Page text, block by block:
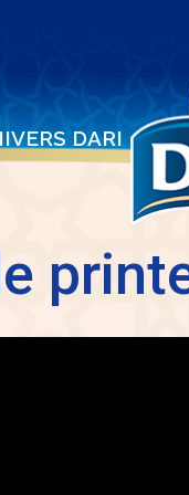
DARI